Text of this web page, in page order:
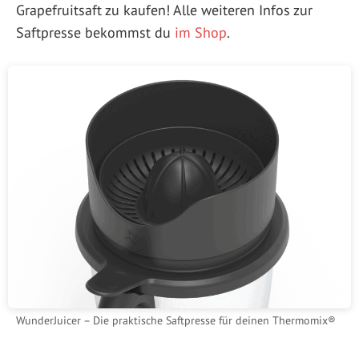
Grapefruitsaft zu kaufen! Alle weiteren Infos zur
Saftpresse bekommst du im Shop.
WunderJuicer – Die praktische Saftpresse für deinen Thermomix®